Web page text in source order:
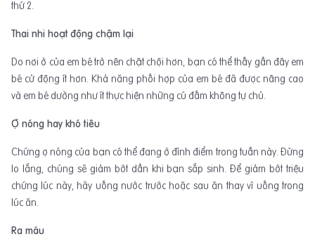
thứ 2.
Thai nhi hoạt động chậm lại
Do nơi ở của em bé trở nên chật chội hơn, bạn có thể thấy gần đây em
bé cử động ít hơn. Khả năng phối hợp của em bé đã được nâng cao
và em bé dường như ít thực hiện những cú đấm không tự chủ.
Ợ nóng hay khó tiêu
Chứng ợ nóng của bạn có thể đang ở đỉnh điểm trong tuần này. Đừng
lo lắng, chúng sẽ giảm bớt dần khi bạn sắp sinh. Để giảm bớt triệu
chứng lúc này, hãy uống nước trước hoặc sau ăn thay vì uống trong
lúc ăn.
Ra máu